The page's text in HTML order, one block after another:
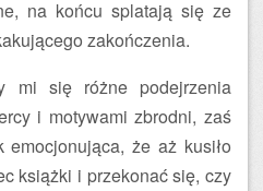
na końcu splatają się ze
zakończenia.
mi się różne podejrzenia
i motywami zbrodni, zaś
emocjonująca, że aż kusiło
książki i przekonać się, czy